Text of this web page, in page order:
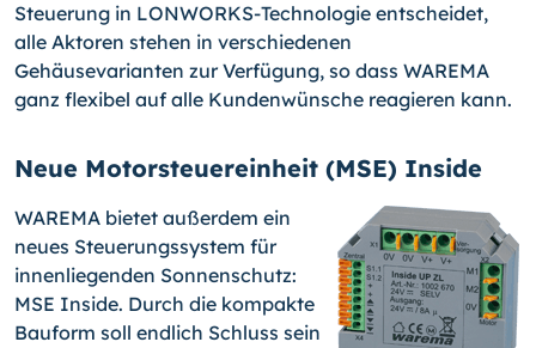
Steuerung in LONWORKS-Technologie entscheidet,
alle Aktoren stehen in verschiedenen
Gehäusevarianten zur Verfügung, so dass WAREMA
ganz flexibel auf alle Kundenwünsche reagieren kann.
Neue Motorsteuereinheit (MSE) Inside
WAREMA bietet außerdem ein
neues Steuerungssystem für
innenliegenden Sonnenschutz:
MSE Inside. Durch die kompakte
Bauform soll endlich Schluss sein